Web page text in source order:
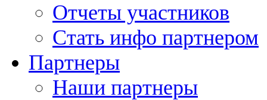
Отчеты участников
Стать инфо партнером
Партнеры
Наши партнеры